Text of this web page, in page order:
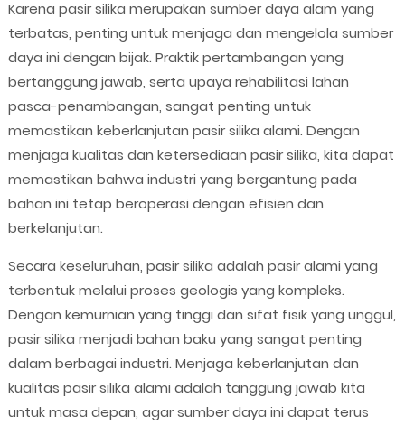
Karena pasir silika merupakan sumber daya alam yang
terbatas, penting untuk menjaga dan mengelola sumber
daya ini dengan bijak. Praktik pertambangan yang
bertanggung jawab, serta upaya rehabilitasi lahan
pasca-penambangan, sangat penting untuk
memastikan keberlanjutan pasir silika alami. Dengan
menjaga kualitas dan ketersediaan pasir silika, kita dapat
memastikan bahwa industri yang bergantung pada
bahan ini tetap beroperasi dengan efisien dan
berkelanjutan.
Secara keseluruhan, pasir silika adalah pasir alami yang
terbentuk melalui proses geologis yang kompleks.
Dengan kemurnian yang tinggi dan sifat fisik yang unggul,
pasir silika menjadi bahan baku yang sangat penting
dalam berbagai industri. Menjaga keberlanjutan dan
kualitas pasir silika alami adalah tanggung jawab kita
untuk masa depan, agar sumber daya ini dapat terus